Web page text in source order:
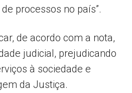
processos no país”.
de acordo com a nota,
judicial, prejudicando
à sociedade e
da Justiça.